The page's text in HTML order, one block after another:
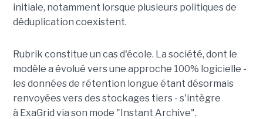
initiale, notamment lorsque plusieurs politiques de
déduplication coexistent.
Rubrik constitue un cas d'école. La société, dont le
modèle a évolué vers une approche 100% logicielle -
les données de rétention longue étant désormais
renvoyées vers des stockages tiers - s'intègre
à ExaGrid via son mode "Instant Archive".